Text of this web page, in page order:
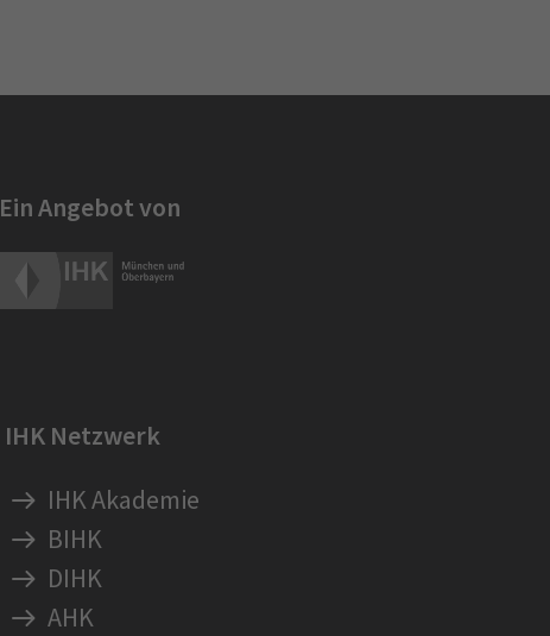
Ein Angebot von
IHK Netzwerk
IHK Akademie
BIHK
DIHK
AHK